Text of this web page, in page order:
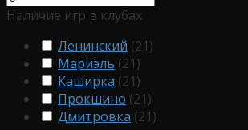
Наличие игр в клубах
Ленинский (21)
Мариэль (21)
Каширка (21)
Прокшино (21)
Дмитровка (21)